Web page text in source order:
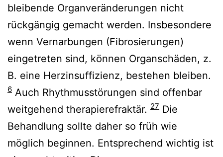
bleibende Organveränderungen nicht
rückgängig gemacht werden. Insbesondere
wenn Vernarbungen (Fibrosierungen)
eingetreten sind, können Organschäden, z.
B. eine Herzinsuffizienz, bestehen bleiben.
6 Auch Rhythmusstörungen sind offenbar
weitgehend therapierefraktär. 27 Die
Behandlung sollte daher so früh wie
möglich beginnen. Entsprechend wichtig ist